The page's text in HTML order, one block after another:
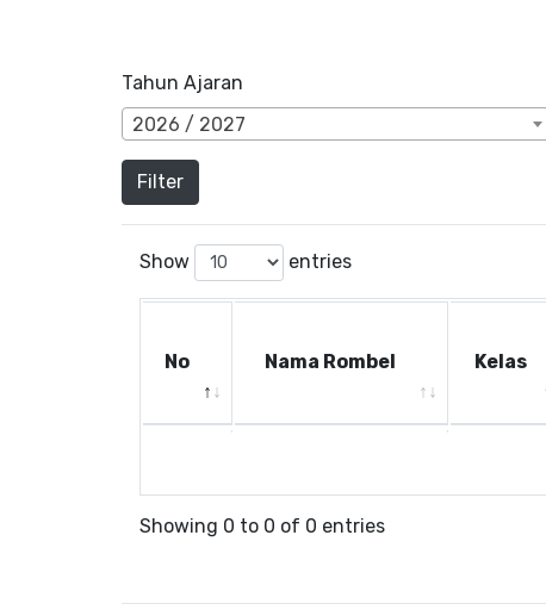
Tahun Ajaran
2026 / 2027
Filter
Show entries
No Nama Rombel Kelas
Showing 0 to 0 of 0 entries